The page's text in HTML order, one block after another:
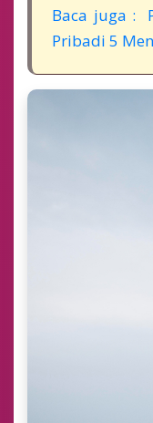
Baca juga :
Pribadi 5